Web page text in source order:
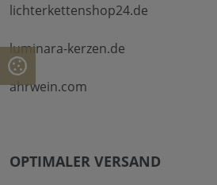
lichterkettenshop24.de
luminara-kerzen.de
ahrwein.com
OPTIMALER VERSAND